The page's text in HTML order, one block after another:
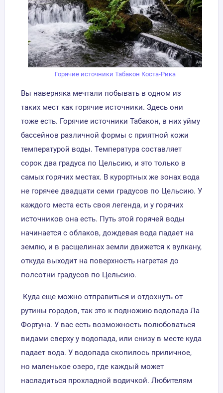
Горячие источники Табакон Коста-Рика
Вы наверняка мечтали побывать в одном из
таких мест как горячие источники. Здесь они
тоже есть. Горячие источники Табакон, в них уйму
бассейнов различной формы с приятной кожи
температурой воды. Температура составляет
сорок два градуса по Цельсию, и это только в
самых горячих местах. В курортных же зонах вода
не горячее двадцати семи градусов по Цельсию. У
каждого места есть своя легенда, и у горячих
источников она есть. Путь этой горячей воды
начинается с облаков, дождевая вода падает на
землю, и в расщелинах земли движется к вулкану,
откуда выходит на поверхность нагретая до
полсотни градусов по Цельсию.
Куда еще можно отправиться и отдохнуть от
рутины городов, так это к подножию водопада Ла
Фортуна. У вас есть возможность полюбоваться
видами сверху у водопада, или снизу в месте куда
падает вода. У водопада скопилось приличное,
но маленькое озеро, где каждый может
насладиться прохладной водичкой. Любителям